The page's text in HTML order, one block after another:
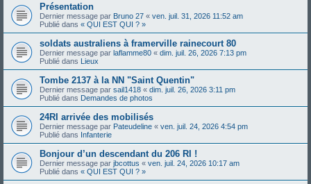
Présentation
Dernier message par Bruno 27 « ven. juil. 31, 2026 11:52 am
Publié dans « QUI EST QUI ? »
soldats australiens à framerville rainecourt 80
Dernier message par laflamme80 « dim. juil. 26, 2026 7:13 pm
Publié dans Lieux
Tombe 2137 à la NN "Saint Quentin"
Dernier message par sail1418 « dim. juil. 26, 2026 3:11 pm
Publié dans Demandes de photos
24RI arrivée des mobilisés
Dernier message par Pateudeline « ven. juil. 24, 2026 4:54 pm
Publié dans Infanterie
Bonjour d’un descendant du 206 RI !
Dernier message par jbcottus « ven. juil. 24, 2026 10:17 am
Publié dans « QUI EST QUI ? »